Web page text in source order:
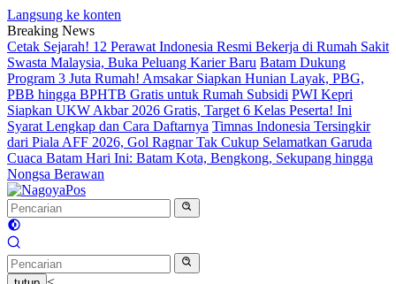
Langsung ke konten
Breaking News
Cetak Sejarah! 12 Perawat Indonesia Resmi Bekerja di Rumah Sakit
Swasta Malaysia, Buka Peluang Karier Baru Batam Dukung
Program 3 Juta Rumah! Amsakar Siapkan Hunian Layak, PBG,
PBB hingga BPHTB Gratis untuk Rumah Subsidi PWI Kepri
Siapkan UKW Akbar 2026 Gratis, Target 6 Kelas Peserta! Ini
Syarat Lengkap dan Cara Daftarnya Timnas Indonesia Tersingkir
dari Piala AFF 2026, Gol Ragnar Tak Cukup Selamatkan Garuda
Cuaca Batam Hari Ini: Batam Kota, Bengkong, Sekupang hingga
Nongsa Berawan